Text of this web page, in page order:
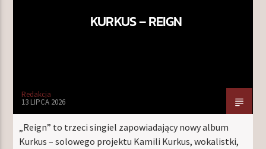
KURKUS – REIGN
Redakcja
13 LIPCA 2026
„Reign” to trzeci singiel zapowiadający nowy album
Kurkus – solowego projektu Kamili Kurkus, wokalistki,